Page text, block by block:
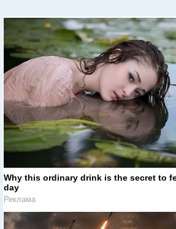
Why this ordinary drink is the secret to
day
Реклама